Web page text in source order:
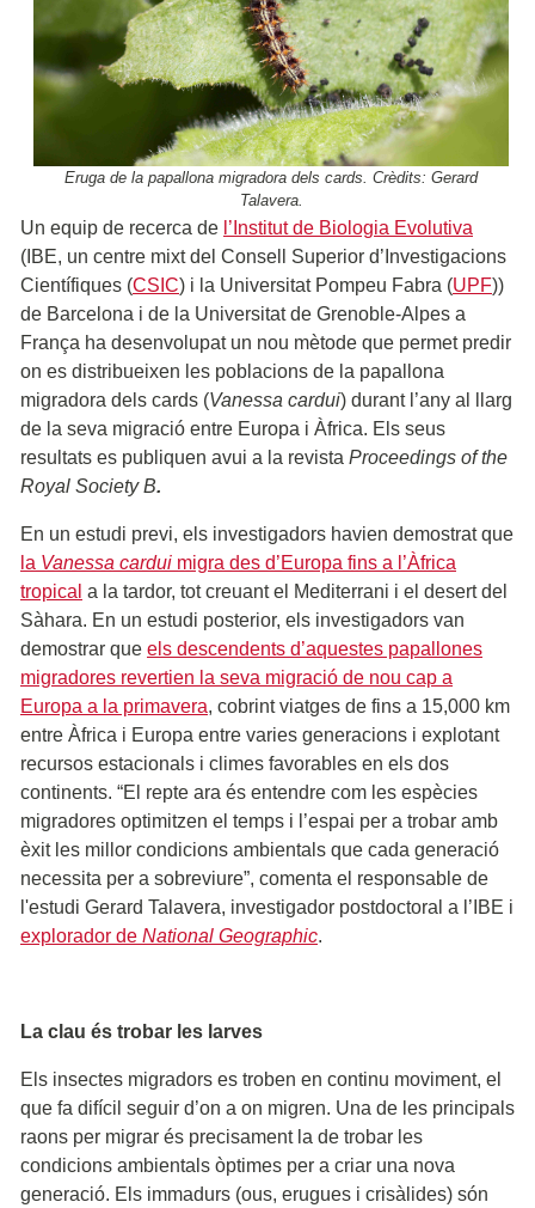
Eruga de la papallona migradora dels cards. Crèdits: Gerard
Talavera.
Un equip de recerca de l’Institut de Biologia Evolutiva
(IBE, un centre mixt del Consell Superior d’Investigacions
Científiques (CSIC) i la Universitat Pompeu Fabra (UPF))
de Barcelona i de la Universitat de Grenoble-Alpes a
França ha desenvolupat un nou mètode que permet predir
on es distribueixen les poblacions de la papallona
migradora dels cards (Vanessa cardui) durant l’any al llarg
de la seva migració entre Europa i Àfrica. Els seus
resultats es publiquen avui a la revista Proceedings of the
Royal Society B.
En un estudi previ, els investigadors havien demostrat que
la Vanessa cardui migra des d’Europa fins a l’Àfrica
tropical a la tardor, tot creuant el Mediterrani i el desert del
Sàhara. En un estudi posterior, els investigadors van
demostrar que els descendents d’aquestes papallones
migradores revertien la seva migració de nou cap a
Europa a la primavera, cobrint viatges de fins a 15,000 km
entre Àfrica i Europa entre varies generacions i explotant
recursos estacionals i climes favorables en els dos
continents. “El repte ara és entendre com les espècies
migradores optimitzen el temps i l’espai per a trobar amb
èxit les millor condicions ambientals que cada generació
necessita per a sobreviure”, comenta el responsable de
l'estudi Gerard Talavera, investigador postdoctoral a l’IBE i
explorador de National Geographic.
La clau és trobar les larves
Els insectes migradors es troben en continu moviment, el
que fa difícil seguir d’on a on migren. Una de les principals
raons per migrar és precisament la de trobar les
condicions ambientals òptimes per a criar una nova
generació. Els immadurs (ous, erugues i crisàlides) són